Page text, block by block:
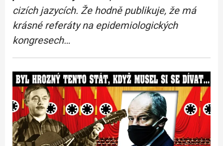
cizích jazycích. Že hodně publikuje, že má
krásné referáty na epidemiologických
kongresech…